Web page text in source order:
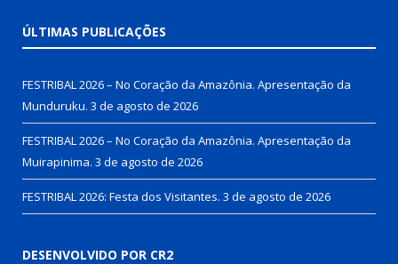
ÚLTIMAS PUBLICAÇÕES
FESTRIBAL 2026 – No Coração da Amazônia. Apresentação da
Munduruku. 3 de agosto de 2026
FESTRIBAL 2026 – No Coração da Amazônia. Apresentação da
Muirapinima. 3 de agosto de 2026
FESTRIBAL 2026: Festa dos Visitantes. 3 de agosto de 2026
DESENVOLVIDO POR CR2